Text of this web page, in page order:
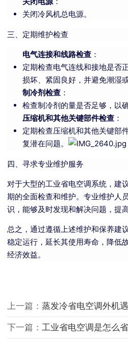
关闭冷风机总电源。
三、定期维护检查
电气连接和线路检查 ：
定期检查电气连线和接地是否
损坏、紧固良好，并避免潮湿或
制冷剂检查 ：
检查制冷剂的量是否足够，以
压缩机和其他关键部件检查 ：
定期检查压缩机和其他关键部
复潜在问题。
四、寻求专业维护服务
对于大型的工业省电空调系统，建
期的全面检查和维护。专业维护人
识，能够及时发现和解决问题，提
总之，通过遵循上述维护和保养建
稳定运行，延长其使用寿命，降低
经济效益。
上一篇： 蒸发冷省电空调外机
下一篇： 工业省电空调是怎么